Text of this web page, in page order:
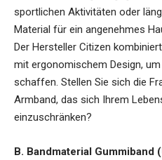
sportlichen Aktivitäten oder
Material für ein angenehmes
Der Hersteller Citizen
mit ergonomischem Design,
schaffen. Stellen Sie sich die
Armband, das sich Ihrem
einzuschränken?
B. Bandmaterial Gummiband